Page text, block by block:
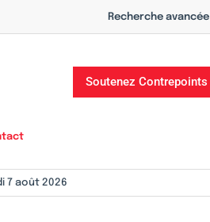
Recherche avancée
Soutenez Contrepoints
7 août 2026